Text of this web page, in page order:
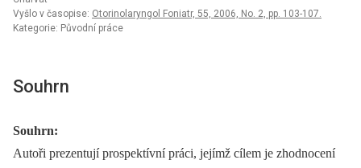
Vyšlo v časopise: Otorinolaryngol Foniatr, 55, 2006, No. 2, pp. 103-107.
Kategorie: Původní práce
Souhrn
Souhrn:
Autoři prezentují prospektívní práci, jejímž cílem je zhodnocení